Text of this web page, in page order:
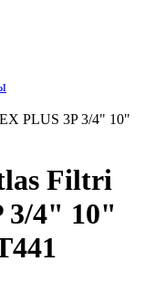
PLUS 3P 3/4" 10"
Filtri
3/4" 10"